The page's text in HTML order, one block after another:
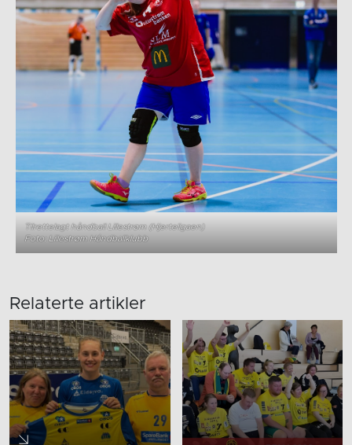
Tilrettelagt håndball Lillestrøm (Hjerteligaen)
Foto: Lillestrøm Håndballklubb
Relaterte artikler